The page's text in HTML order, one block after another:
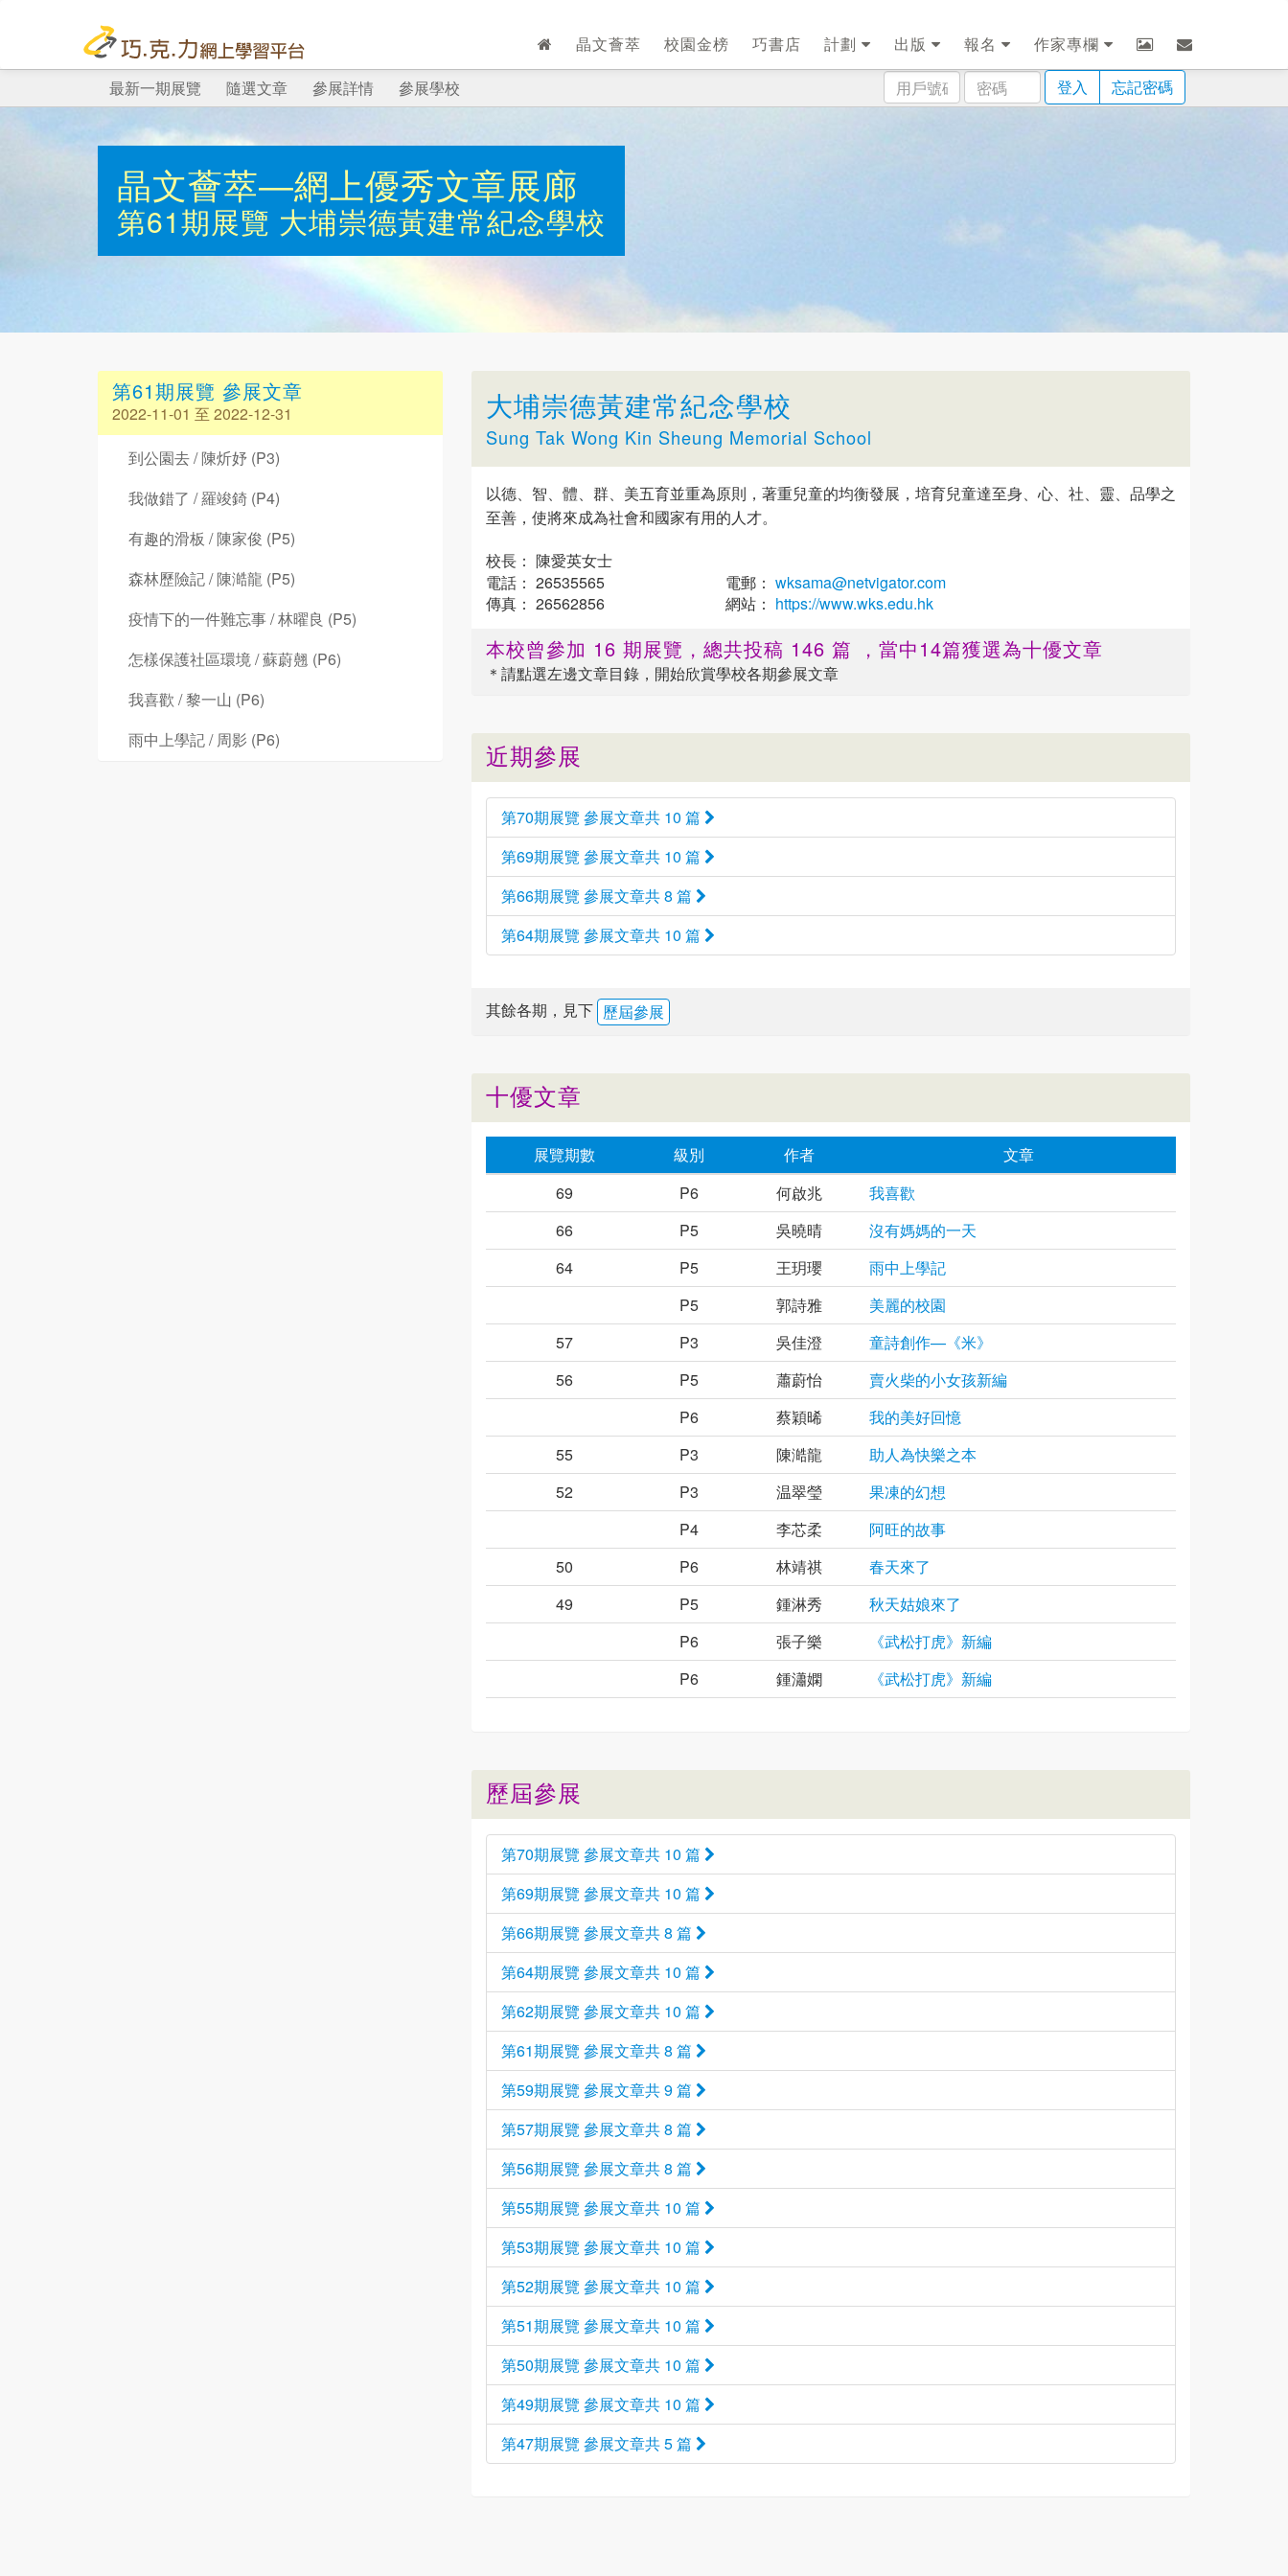
晶文薈萃 校園金榜 巧書店 計劃 出版 報名
作家專欄
用
戶
密
碼
登入 忘記密碼
最新一期展覽 隨選文章 參展詳情 參展學校
晶文薈萃—網上優秀文章展廊
第61期展覽 大埔崇德黃建常紀念學校
第61期展覽 參展文章
2022-11-01 至 2022-12-31
到公園去 / 陳炘妤 (P3)
我做錯了 / 羅竣錡 (P4)
有趣的滑板 / 陳家俊 (P5)
森林歷險記 / 陳澔龍 (P5)
疫情下的一件難忘事 / 林曜良 (P5)
怎樣保護社區環境 / 蘇蔚翹 (P6)
我喜歡 / 黎一山 (P6)
雨中上學記 / 周影 (P6)
大埔崇德黃建常紀念學校
Sung Tak Wong Kin Sheung Memorial School
以德、智、體、群、美五育並重為原則，著重兒童的均衡發展，培育兒童達至身、心、社、靈、品學之
至善，使將來成為社會和國家有用的人才。
校長： 陳愛英女士
電話： 26535565
傳真： 26562856
電郵： wksama@netvigator.com
網站： https://www.wks.edu.hk
本校曾參加 16 期展覽，總共投稿 146 篇 ，當中14篇獲選為十優文章
＊請點選左邊文章目錄，開始欣賞學校各期參展文章
近期參展
第70期展覽 參展文章共 10 篇
第69期展覽 參展文章共 10 篇
第66期展覽 參展文章共 8 篇
第64期展覽 參展文章共 10 篇
其餘各期，見下 歷屆參展
十優文章
展覽期數 級別 作者
文章
69
P6 何啟兆
我喜歡
66
P5 吳曉晴
沒有媽媽的一天
64
P5 王玥瓔
雨中上學記
P5
郭詩雅
美麗的校園
57
P3 吳佳澄
童詩創作—《米》
56
P5 蕭蔚怡
賣火柴的小女孩新編
P6
蔡穎晞
我的美好回憶
55
P3 陳澔龍
助人為快樂之本
52
P3 温翠瑩
果凍的幻想
P4
李芯柔
阿旺的故事
50
P6 林靖祺
春天來了
49
P5 鍾淋秀
秋天姑娘來了
P6
張子樂
《武松打虎》新編
P6
鍾瀟嫻 《武松打虎》新編
歷屆參展
第70期展覽 參展文章共 10 篇
第69期展覽 參展文章共 10 篇
第66期展覽 參展文章共 8 篇
第64期展覽 參展文章共 10 篇
第62期展覽 參展文章共 10 篇
第61期展覽 參展文章共 8 篇
第59期展覽 參展文章共 9 篇
第57期展覽 參展文章共 8 篇
第56期展覽 參展文章共 8 篇
第55期展覽 參展文章共 10 篇
第53期展覽 參展文章共 10 篇
第52期展覽 參展文章共 10 篇
第51期展覽 參展文章共 10 篇
第50期展覽 參展文章共 10 篇
第49期展覽 參展文章共 10 篇
第47期展覽 參展文章共 5 篇